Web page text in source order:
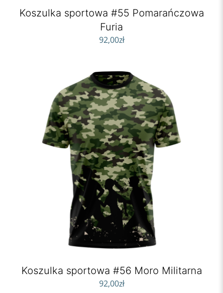
Koszulka sportowa #55 Pomarańczowa
Furia
92,00zł
Koszulka sportowa #56 Moro Militarna
92,00zł